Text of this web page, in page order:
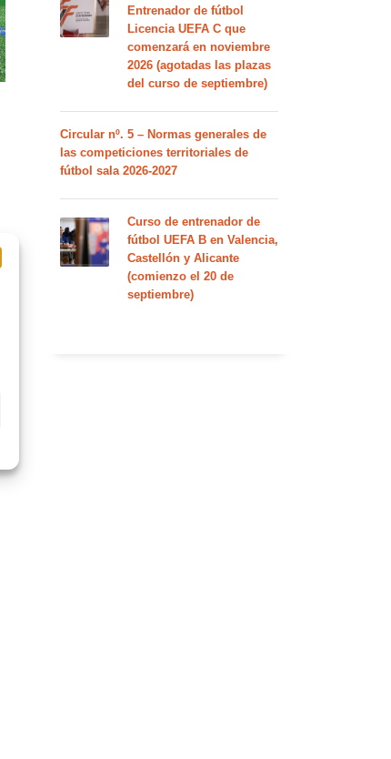
Entrenador de fútbol
Licencia UEFA C que
comenzará en noviembre
2026 (agotadas las plazas
del curso de septiembre)
Circular nº. 5 – Normas generales de
las competiciones territoriales de
fútbol sala 2026-2027
Curso de entrenador de
fútbol UEFA B en Valencia,
Castellón y Alicante
(comienzo el 20 de
septiembre)